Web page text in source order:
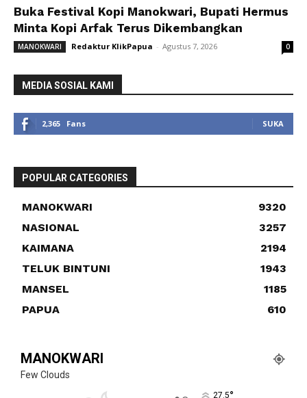
Buka Festival Kopi Manokwari, Bupati Hermus
Minta Kopi Arfak Terus Dikembangkan
MANOKWARI Redaktur KlikPapua - Agustus 7, 2026 0
MEDIA SOSIAL KAMI
2,365 Fans SUKA
POPULAR CATEGORIES
MANOKWARI
9320
NASIONAL
3257
KAIMANA
2194
TELUK BINTUNI
1943
MANSEL
1185
PAPUA
610
MANOKWARI
Few Clouds
27.5